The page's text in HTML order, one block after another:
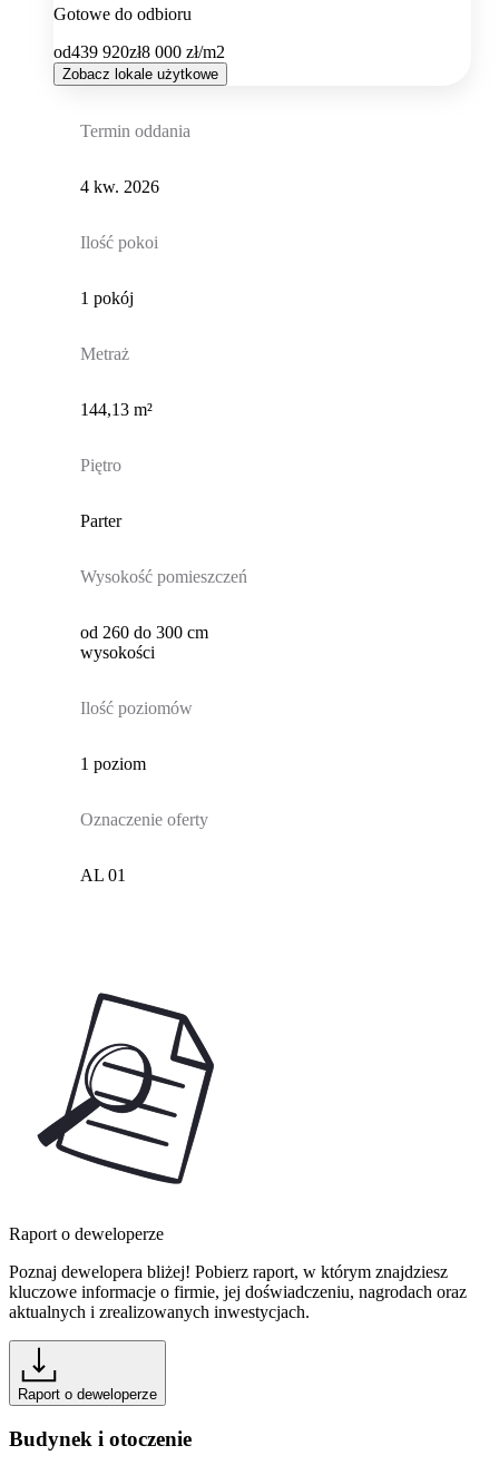
Gotowe do odbioru
od439 920zł8 000 zł/m2
Zobacz lokale użytkowe
Termin oddania
4 kw. 2026
Ilość pokoi
1 pokój
Metraż
144,13 m²
Piętro
Parter
Wysokość pomieszczeń
od 260 do 300 cm
wysokości
Ilość poziomów
1 poziom
Oznaczenie oferty
AL 01
Raport o deweloperze
Poznaj dewelopera bliżej! Pobierz raport, w którym znajdziesz
kluczowe informacje o firmie, jej doświadczeniu, nagrodach oraz
aktualnych i zrealizowanych inwestycjach.
Raport o deweloperze
Budynek i otoczenie